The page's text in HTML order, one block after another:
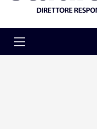
Menu